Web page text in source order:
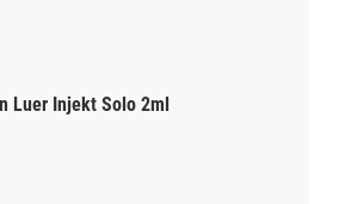
Luer Injekt Solo 2ml